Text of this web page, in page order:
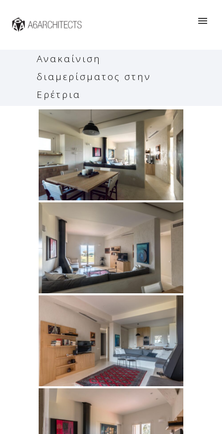
Ανακαίνιση
διαμερίσματος στην
Ερέτρια